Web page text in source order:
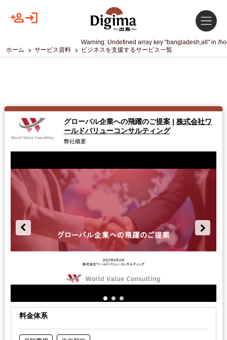
ホーム サービス資料
Warning: Undefined array key "bangladesh,all" in /
ビジネスを支援するサービス一覧
グローバル企業への飛躍のご提案 | 株式会社ワ
ールドバリューコンサルティング
弊社概要
料金体系